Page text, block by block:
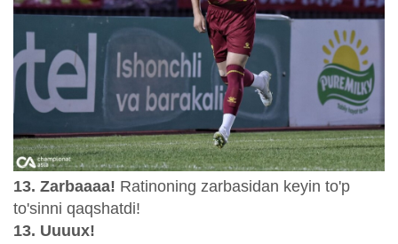
13. Zarbaaaa! Ratinoning zarbasidan keyin to'p
to'sinni qaqshatdi!
13. Uuuux!